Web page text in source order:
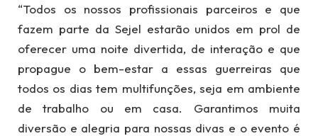
“Todos os nossos profissionais parceiros e que
fazem parte da Sejel estarão unidos em prol de
oferecer uma noite divertida, de interação e que
propague o bem-estar a essas guerreiras que
todos os dias tem multifunções, seja em ambiente
de trabalho ou em casa. Garantimos muita
diversão e alegria para nossas divas e o evento é